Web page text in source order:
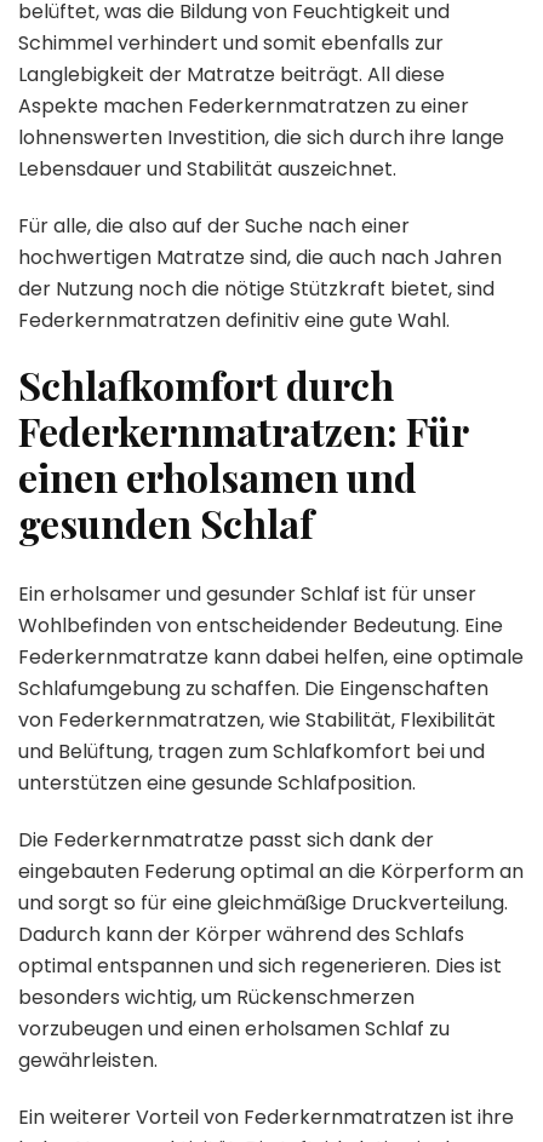
belüftet, was die Bildung von Feuchtigkeit und
Schimmel verhindert und somit ebenfalls zur
Langlebigkeit der Matratze beiträgt. All diese
Aspekte machen Federkernmatratzen zu einer
lohnenswerten Investition, die sich durch ihre lange
Lebensdauer und Stabilität auszeichnet.
Für alle, die also auf der Suche nach einer
hochwertigen Matratze sind, die auch nach Jahren
der Nutzung noch die nötige Stützkraft bietet, sind
Federkernmatratzen definitiv eine gute Wahl.
Schlafkomfort durch
Federkernmatratzen: Für
einen erholsamen und
gesunden Schlaf
Ein erholsamer und gesunder Schlaf ist für unser
Wohlbefinden von entscheidender Bedeutung. Eine
Federkernmatratze kann dabei helfen, eine optimale
Schlafumgebung zu schaffen. Die Eingenschaften
von Federkernmatratzen, wie Stabilität, Flexibilität
und Belüftung, tragen zum Schlafkomfort bei und
unterstützen eine gesunde Schlafposition.
Die Federkernmatratze passt sich dank der
eingebauten Federung optimal an die Körperform an
und sorgt so für eine gleichmäßige Druckverteilung.
Dadurch kann der Körper während des Schlafs
optimal entspannen und sich regenerieren. Dies ist
besonders wichtig, um Rückenschmerzen
vorzubeugen und einen erholsamen Schlaf zu
gewährleisten.
Ein weiterer Vorteil von Federkernmatratzen ist ihre